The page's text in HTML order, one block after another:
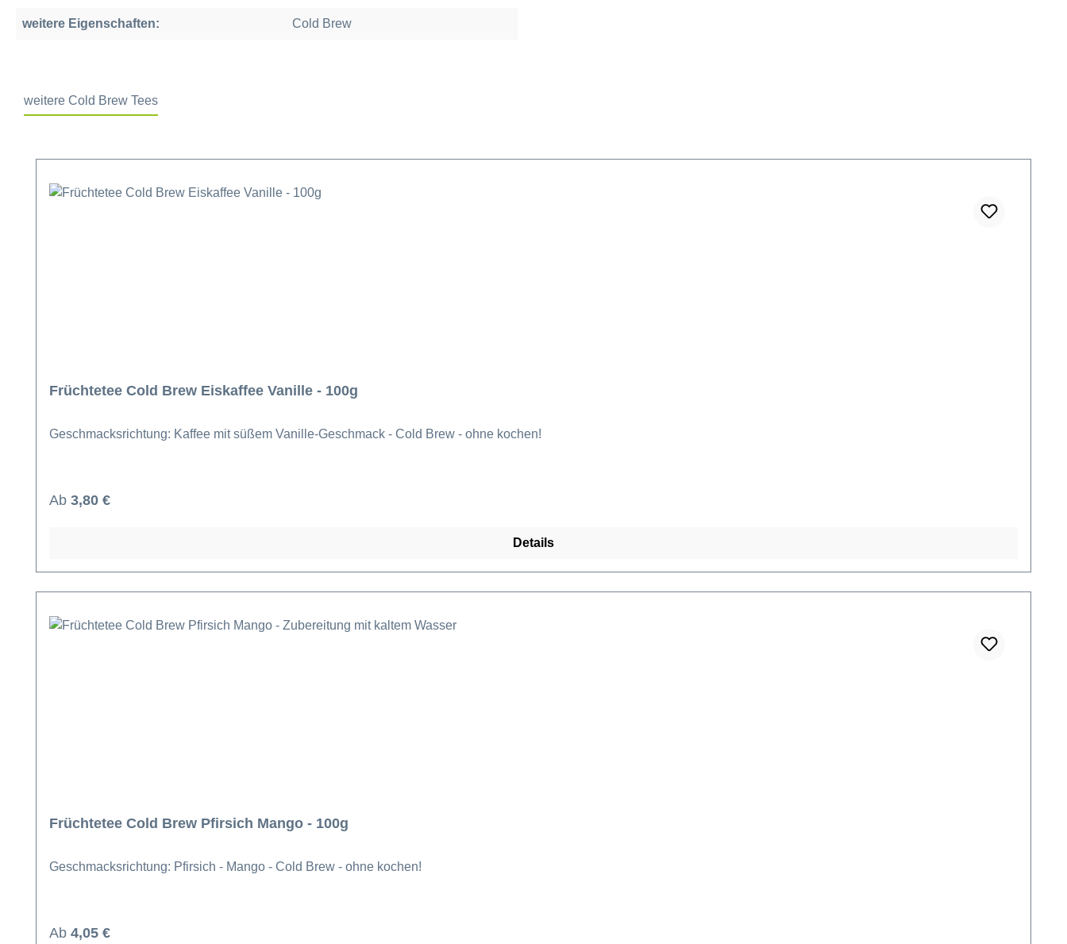
weitere Eigenschaften: Cold Brew
weitere Cold Brew Tees
Früchtetee Cold Brew Eiskaffee Vanille - 100g
Geschmacksrichtung: Kaffee mit süßem Vanille-Geschmack - Cold Brew - ohne kochen!
Regulärer Preis:
Ab 3,80 €
Details
Früchtetee Cold Brew Pfirsich Mango - 100g
Geschmacksrichtung: Pfirsich - Mango - Cold Brew - ohne kochen!
Regulärer Preis:
Ab 4,05 €